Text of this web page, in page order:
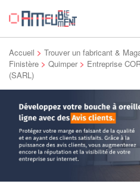
Accueil > Trouver un fabricant &
Finistère > Quimper > Entreprise
(SARL)